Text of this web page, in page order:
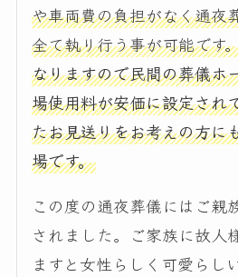
や車両費の負担がなく通夜
全て執り行う事が可能です
なりますので民間の葬儀ホ
場使用料が安価に設定され
たお見送りをお考えの方に
場です。
この度の通夜葬儀にはご親
されました。ご家族に故人
ますと女性らしく可愛らし